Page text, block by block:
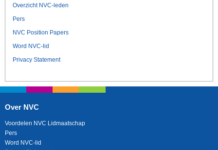
Overzicht NVC-leden
Pers
NVC Position Papers
Word NVC-lid
Privacy Statement
Over NVC
Voordelen NVC Lidmaatschap
Pers
Word NVC-lid